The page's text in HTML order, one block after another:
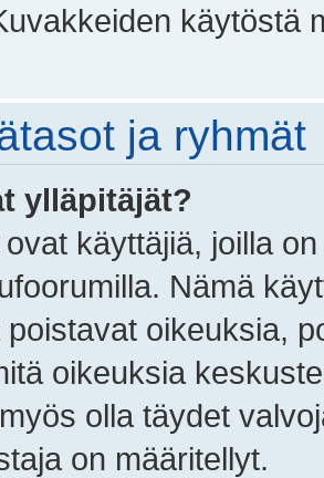
käytöstä
ja ryhmät
ylläpitäjät?
käyttäjiä, joilla
Nämä
poistavat oikeuksia,
oikeuksia
olla täydet
on määritellyt.